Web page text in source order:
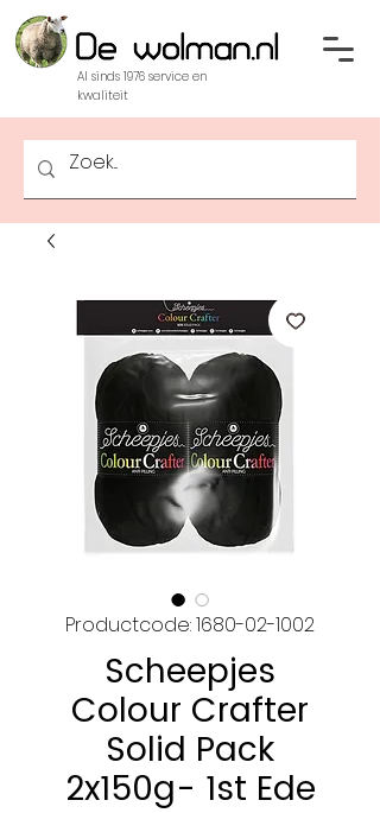
Al sinds 1976 service en
kwaliteit
Productcode: 1680-02-1002
Scheepjes
Colour Crafter
Solid Pack
2x150g- 1st Ede